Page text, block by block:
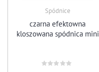
Spódnice
czarna efektowna
kloszowana spódnica mini